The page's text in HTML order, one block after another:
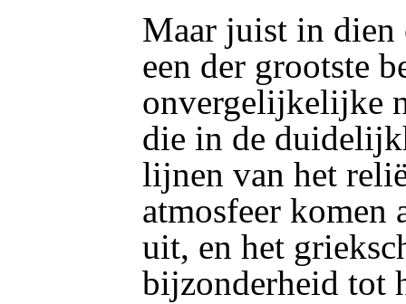
Maar juist in
een der grootste
onvergelijkelijke
die in de
lijnen van het
atmosfeer komen
uit, en het
bijzonderheid tot